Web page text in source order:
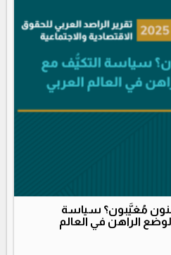
مُغيَّبون؟ سياسة
الراهن في العالم